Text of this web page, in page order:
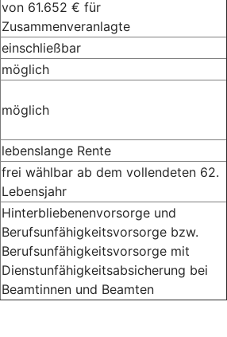
von 61.652 € für
Zusammenveranlagte
einschließbar
möglich
möglich
lebenslange Rente
frei wählbar ab dem vollendeten 62.
Lebensjahr
Hinterbliebenenvorsorge und
Berufsunfähigkeitsvorsorge bzw.
Berufsunfähigkeitsvorsorge mit
Dienstunfähigkeitsabsicherung bei
Beamtinnen und Beamten